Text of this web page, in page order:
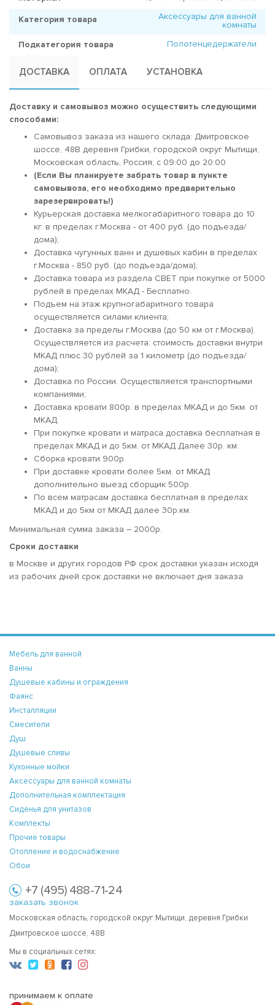
Категория товара
Аксессуары для ванной
комнаты
Подкатегория товара
Полотенцедержатели
ДОСТАВКА ОПЛАТА УСТАНОВКА
Доставку и самовывоз можно осуществить следующими
способами:
Самовывоз заказа из нашего склада: Дмитровское
шоссе, 48В деревня Грибки, городской округ Мытищи,
Московская область, Россия; c 09:00 до 20:00
(Если Вы планируете забрать товар в пункте
самовывоза, его необходимо предварительно
зарезервировать!)
Курьерская доставка мелкогабаритного товара до 10
кг. в пределах г.Москва - от 400 руб. (до подъезда/
дома);
Доставка чугунных ванн и душевых кабин в пределах
г.Москва - 850 руб. (до подъезда/дома);
Доставка товара из раздела СВЕТ при покупке от 5000
рублей в пределах МКАД - Бесплатно.
Подъем на этаж крупногабаритного товара
осуществляется силами клиента;
Доставка за пределы г.Москва (до 50 км от г.Москва).
Осуществляется из расчета: стоимость доставки внутри
МКАД плюс 30 рублей за 1 километр (до подъезда/
дома);
Доставка по России. Осуществляется транспортными
компаниями;
Доставка кровати 800р. в пределах МКАД и до 5км. от
МКАД.
При покупке кровати и матраса доставка бесплатная в
пределах МКАД и до 5км. от МКАД Далее 30р. км.
Сборка кровати 900р.
При доставке кровати более 5км. от МКАД
дополнительно выезд сборщик 500р.
По всем матрасам доставка бесплатная в пределах
МКАД и до 5км от МКАД далее 30р.км.
Минимальная сумма заказа – 2000р.
Сроки доставки
в Москве и других городов РФ срок доставки указан исходя
из рабочих дней срок доставки не включает дня заказа
Мебель для ванной
Ванны
Душевые кабины и ограждения
Фаянс
Инсталляции
Смесители
Душ
Душевые сливы
Кухонные мойки
Аксессуары для ванной комнаты
Дополнительная комплектация
Сиденья для унитазов
Комплекты
Прочие товары
Отопление и водоснабжение
Обои
+7 (495) 488-71-24
заказать звонок
Московская область, городской округ Мытищи, деревня Грибки
Дмитровское шоссе, 48В
Мы в социальных сетях:
принимаем к оплате